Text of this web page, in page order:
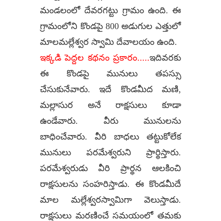
మండలంలో దేవరగట్టు గ్రామం ఉంది. ఈ
గ్రామంలోని కొండపై 800 అడుగుల ఎత్తులో
మాలమల్లేశ్వర స్వామి దేవాలయం ఉంది.
ఇక్కడి పెద్దల కథనం ప్రకారం.....ఇదివరకు
ఈ కొండపై మునులు తపస్సు
చేసుకునేవారు. ఇదే కొండమీద మణి,
మల్లాసుర అనే రాక్షసులు కూడా
ఉండేవారు. వీరు మునులను
బాధించేవారు. వీరి బాధలు తట్టుకోలేక
మునులు పరమేశ్వరుని ప్రార్థిస్తారు.
పరమేశ్వరుడు వీరి ప్రార్థన ఆలకించి
రాక్షసులను సంహరిస్తాడు. ఈ కొండమీదే
మాల మల్లేశ్వరస్వామిగా వెలుస్తాడు.
రాక్షసులు మరణించే సమయంలో తమకు